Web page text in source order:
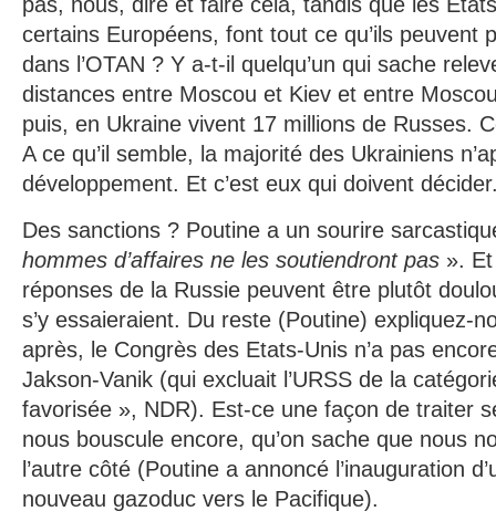
certains Européens, font tout ce qu’ils peuvent
dans l’OTAN ? Y a-t-il quelqu’un qui sache
distances entre Moscou et Kiev et entre
puis, en Ukraine vivent 17 millions de Russes.
A ce qu’il semble, la majorité des Ukrainiens
développement. Et c’est eux qui doivent
Des sanctions ? Poutine a un sourire
hommes d’affaires ne les soutiendront pas ».
réponses de la Russie peuvent être plutôt
s’y essaieraient. Du reste (Poutine) expliquez-
après, le Congrès des Etats-Unis n’a pas
Jakson-Vanik (qui excluait l’URSS de la
favorisée », NDR). Est-ce une façon de traiter
nous bouscule encore, qu’on sache que nous
l’autre côté (Poutine a annoncé l’inauguration
nouveau gazoduc vers le Pacifique).